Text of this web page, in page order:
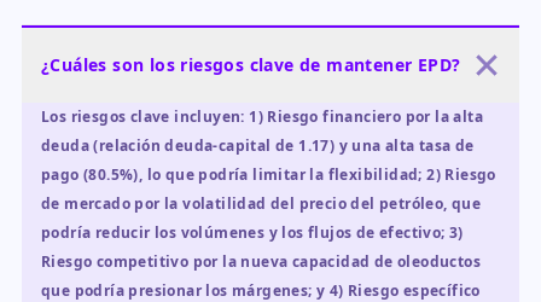
¿Cuáles son los riesgos clave de mantener EPD?
Los riesgos clave incluyen: 1) Riesgo financiero por la alta
deuda (relación deuda-capital de 1.17) y una alta tasa de
pago (80.5%), lo que podría limitar la flexibilidad; 2) Riesgo
de mercado por la volatilidad del precio del petróleo, que
podría reducir los volúmenes y los flujos de efectivo; 3)
Riesgo competitivo por la nueva capacidad de oleoductos
que podría presionar los márgenes; y 4) Riesgo específico